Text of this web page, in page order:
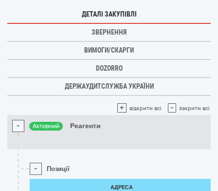
ДЕТАЛІ ЗАКУПІВЛІ
ЗВЕРНЕННЯ
ВИМОГИ/СКАРГИ
DOZORRO
ДЕРЖАУДИТСЛУЖБА УКРАЇНИ
+ відкрити всі - закрити всі
- Активний Реагенти
- Позиції
АДРЕСА